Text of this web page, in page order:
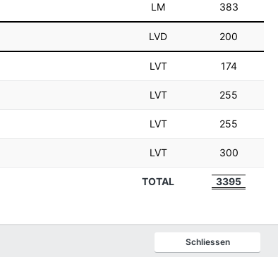
LM 383
LVD 200
LVT 174
LVT 255
LVT 255
LVT 300
TOTAL 3395
Schliessen